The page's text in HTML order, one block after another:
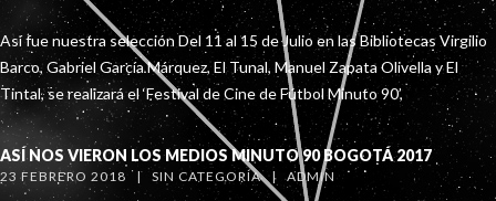
Así fue nuestra selección Del 11 al 15 de Julio en las Bibliotecas Virgilio
Barco, Gabriel García Márquez, El Tunal, Manuel Zapata Olivella y El
Tintal, se realizará el ‘Festival de Cine de Fútbol Minuto 90’,
ASÍ NOS VIERON LOS MEDIOS MINUTO 90 BOGOTÁ 2017
23 FEBRERO 2018   | SIN CATEGORÍA
   |
ADMIN